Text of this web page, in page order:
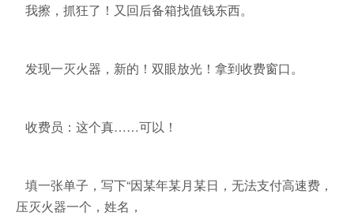
我擦，抓狂了！又回后备箱找值钱东西。
发现一灭火器，新的！双眼放光！拿到收费窗口。
收费员：这个真……可以！
填一张单子，写下“因某年某月某日，无法支付高速费，
压灭火器一个，姓名，